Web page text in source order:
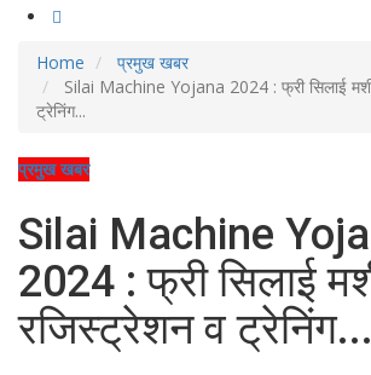
Home
प्रमुख खबर
Silai Machine Yojana 2024 : फ्री सिलाई
ट्रेनिंग...
प्रमुख खबर
Silai Machine
2024 : फ्री सिलाई
रजिस्ट्रेशन व ट्रेनिंग...